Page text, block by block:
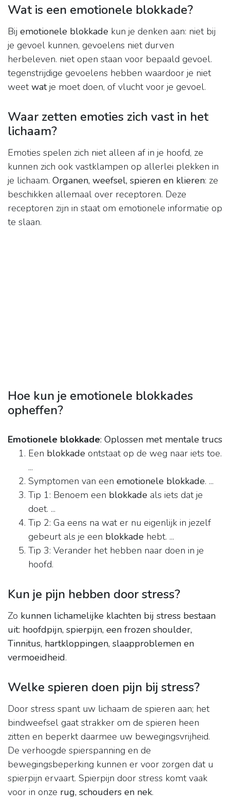
Wat is een emotionele blokkade?
Bij emotionele blokkade kun je denken aan: niet bij
je gevoel kunnen, gevoelens niet durven
herbeleven. niet open staan voor bepaald gevoel.
tegenstrijdige gevoelens hebben waardoor je niet
weetwatje moet doen, of vlucht voor je gevoel.
Waar zetten emoties zich vast in het
lichaam?
Emoties spelen zich niet alleen af in je hoofd, ze
kunnen zich ook vastklampen op allerlei plekken in
je lichaam. Organen, weefsel, spieren en klieren: ze
beschikken allemaal over receptoren. Deze
receptoren zijn in staat om emotionele informatie op
te slaan.
Hoe kun je emotionele blokkades
opheffen?
Emotionele blokkade: Oplossen met mentale trucs
Een blokkade ontstaat op de weg naar iets toe.
...
Symptomen van een emotionele blokkade. ...
Tip 1: Benoem een blokkade als iets dat je
doet. ...
Tip 2: Ga eens na wat er nu eigenlijk in jezelf
gebeurt als je een blokkade hebt. ...
Tip 3: Verander het hebben naar doen in je
hoofd.
Kun je pijn hebben door stress?
Zo kunnen lichamelijke klachten bij stress bestaan
uit: hoofdpijn, spierpijn, een frozen shoulder,
Tinnitus, hartkloppingen, slaapproblemen en
vermoeidheid.
Welke spieren doen pijn bij stress?
Door stress spant uw lichaam de spieren aan; het
bindweefsel gaat strakker om de spieren heen
zitten en beperkt daarmee uw bewegingsvrijheid.
De verhoogde spierspanning en de
bewegingsbeperking kunnen er voor zorgen dat u
spierpijn ervaart. Spierpijn door stress komt vaak
voor in onze rug, schouders en nek.